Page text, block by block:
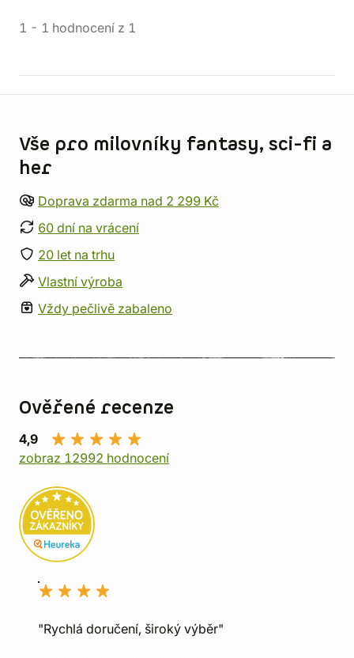
1 - 1 hodnocení z 1
Vše pro milovníky fantasy, sci-fi a
her
Doprava zdarma nad 2 299 Kč
60 dní na vrácení
20 let na trhu
Vlastní výroba
Vždy pečlivě zabaleno
Ověřené recenze
4,9
zobraz 12992 hodnocení
"Rychlá doručení, široký výběr"